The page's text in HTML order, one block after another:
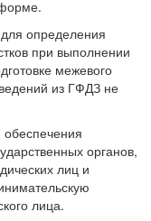
определения
при выполнении
межевого
из ГФДЗ не
органов,
лиц и
лица.